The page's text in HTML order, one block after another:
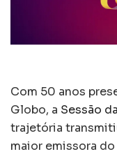
Com 50 anos
Globo, a Sessão
trajetória
maior emissora